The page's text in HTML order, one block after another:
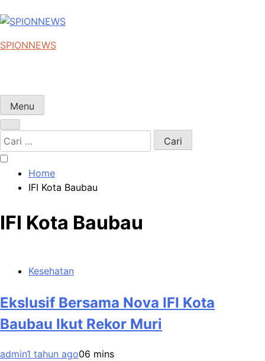
to
SPIONNEWS
Menu
Cari
untuk:
Home
IFI Kota Baubau
IFI Kota Baubau
Kesehatan
Ekslusif Bersama Nova IFI Kota
Baubau Ikut Rekor Muri
admin1 tahun ago06 mins